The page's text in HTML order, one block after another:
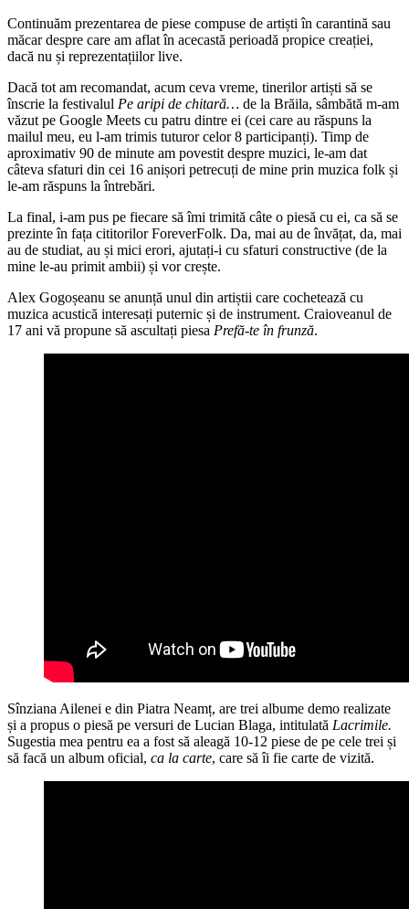
Continuăm prezentarea de piese compuse de artiști în carantină sau
măcar despre care am aflat în acecastă perioadă propice creației,
dacă nu și reprezentațiilor live.
Dacă tot am recomandat, acum ceva vreme, tinerilor artiști să se
înscrie la festivalul Pe aripi de chitară… de la Brăila, sâmbătă m-am
văzut pe Google Meets cu patru dintre ei (cei care au răspuns la
mailul meu, eu l-am trimis tuturor celor 8 participanți). Timp de
aproximativ 90 de minute am povestit despre muzici, le-am dat
câteva sfaturi din cei 16 anișori petrecuți de mine prin muzica folk și
le-am răspuns la întrebări.
La final, i-am pus pe fiecare să îmi trimită câte o piesă cu ei, ca să se
prezinte în fața cititorilor ForeverFolk. Da, mai au de învățat, da, mai
au de studiat, au și mici erori, ajutați-i cu sfaturi constructive (de la
mine le-au primit ambii) și vor crește.
Alex Gogoșeanu se anunță unul din artiștii care cochetează cu
muzica acustică interesați puternic și de instrument. Craioveanul de
17 ani vă propune să ascultați piesa Prefă-te în frunză.
Sînziana Ailenei e din Piatra Neamț, are trei albume demo realizate
și a propus o piesă pe versuri de Lucian Blaga, intitulată Lacrimile.
Sugestia mea pentru ea a fost să aleagă 10-12 piese de pe cele trei și
să facă un album oficial, ca la carte, care să îi fie carte de vizită.